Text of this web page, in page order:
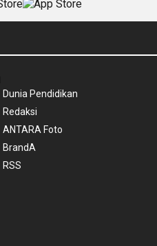
Dunia Pendidikan
Redaksi
ANTARA Foto
BrandA
RSS